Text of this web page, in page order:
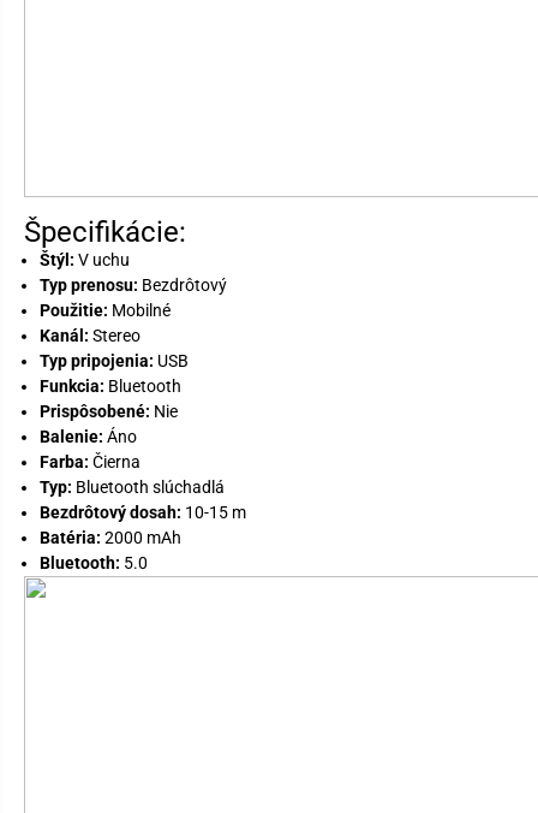
Špecifikácie:
Štýl: V uchu
Typ prenosu: Bezdrôtový
Použitie: Mobilné
Kanál: Stereo
Typ pripojenia: USB
Funkcia: Bluetooth
Prispôsobené: Nie
Balenie: Áno
Farba: Čierna
Typ: Bluetooth slúchadlá
Bezdrôtový dosah: 10-15 m
Batéria: 2000 mAh
Bluetooth: 5.0